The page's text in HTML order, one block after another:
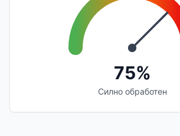
75%
Силно обработен